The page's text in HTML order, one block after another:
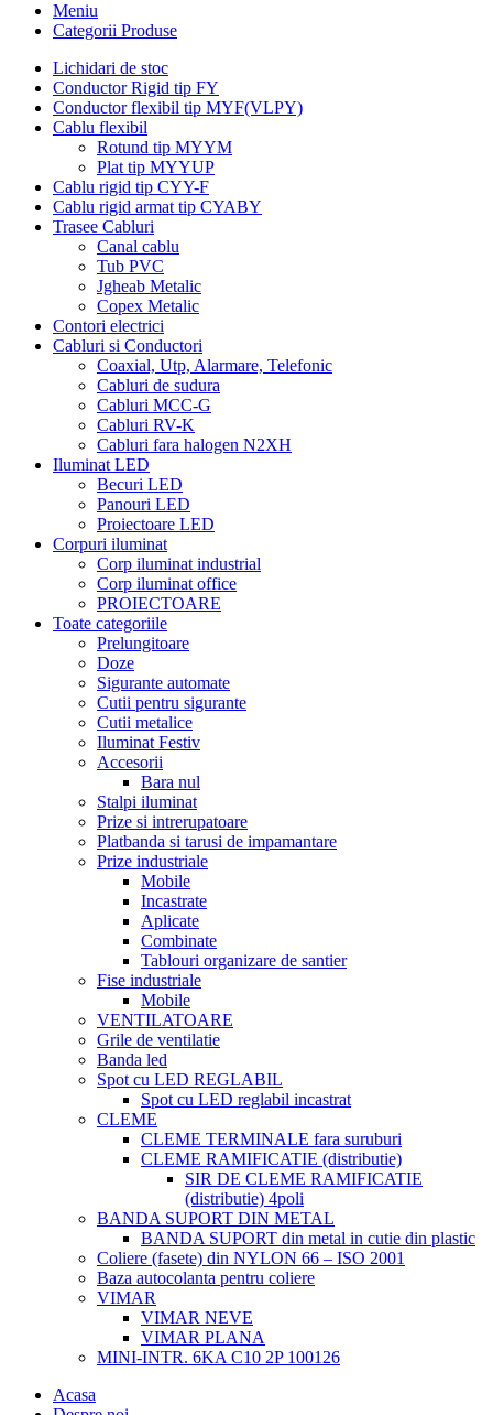
Meniu
Categorii Produse
Lichidari de stoc
Conductor Rigid tip FY
Conductor flexibil tip MYF(VLPY)
Cablu flexibil
Rotund tip MYYM
Plat tip MYYUP
Cablu rigid tip CYY-F
Cablu rigid armat tip CYABY
Trasee Cabluri
Canal cablu
Tub PVC
Jgheab Metalic
Copex Metalic
Contori electrici
Cabluri si Conductori
Coaxial, Utp, Alarmare, Telefonic
Cabluri de sudura
Cabluri MCC-G
Cabluri RV-K
Cabluri fara halogen N2XH
Iluminat LED
Becuri LED
Panouri LED
Proiectoare LED
Corpuri iluminat
Corp iluminat industrial
Corp iluminat office
PROIECTOARE
Toate categoriile
Prelungitoare
Doze
Sigurante automate
Cutii pentru sigurante
Cutii metalice
Iluminat Festiv
Accesorii
Bara nul
Stalpi iluminat
Prize si intrerupatoare
Platbanda si tarusi de impamantare
Prize industriale
Mobile
Incastrate
Aplicate
Combinate
Tablouri organizare de santier
Fise industriale
Mobile
VENTILATOARE
Grile de ventilatie
Banda led
Spot cu LED REGLABIL
Spot cu LED reglabil incastrat
CLEME
CLEME TERMINALE fara suruburi
CLEME RAMIFICATIE (distributie)
SIR DE CLEME RAMIFICATIE
(distributie) 4poli
BANDA SUPORT DIN METAL
BANDA SUPORT din metal in cutie din plastic
Coliere (fasete) din NYLON 66 – ISO 2001
Baza autocolanta pentru coliere
VIMAR
VIMAR NEVE
VIMAR PLANA
MINI-INTR. 6KA C10 2P 100126
Acasa